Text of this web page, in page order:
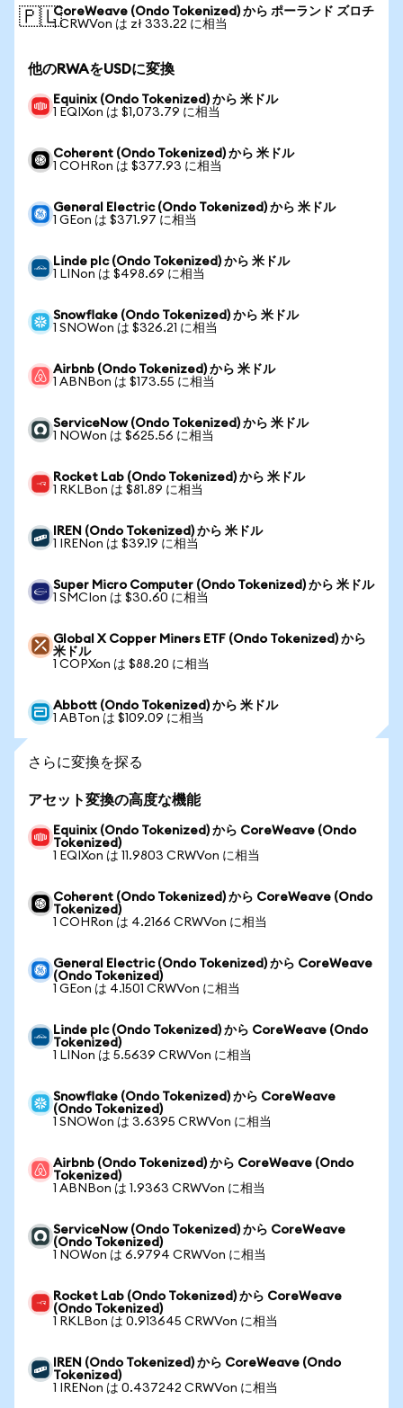
🇵🇱CoreWeave (Ondo Tokenized) から ポーランド ズロチ
1 CRWVon は zł 333.22 に相当
他のRWAをUSDに変換
Equinix (Ondo Tokenized) から 米ドル
1 EQIXon は $1,073.79 に相当
Coherent (Ondo Tokenized) から 米ドル
1 COHRon は $377.93 に相当
General Electric (Ondo Tokenized) から 米ドル
1 GEon は $371.97 に相当
Linde plc (Ondo Tokenized) から 米ドル
1 LINon は $498.69 に相当
Snowflake (Ondo Tokenized) から 米ドル
1 SNOWon は $326.21 に相当
Airbnb (Ondo Tokenized) から 米ドル
1 ABNBon は $173.55 に相当
ServiceNow (Ondo Tokenized) から 米ドル
1 NOWon は $625.56 に相当
Rocket Lab (Ondo Tokenized) から 米ドル
1 RKLBon は $81.89 に相当
IREN (Ondo Tokenized) から 米ドル
1 IRENon は $39.19 に相当
Super Micro Computer (Ondo Tokenized) から 米ドル
1 SMCIon は $30.60 に相当
Global X Copper Miners ETF (Ondo Tokenized) から
米ドル
1 COPXon は $88.20 に相当
Abbott (Ondo Tokenized) から 米ドル
1 ABTon は $109.09 に相当
さらに変換を探る
アセット変換の高度な機能
Equinix (Ondo Tokenized) から CoreWeave (Ondo
Tokenized)
1 EQIXon は 11.9803 CRWVon に相当
Coherent (Ondo Tokenized) から CoreWeave (Ondo
Tokenized)
1 COHRon は 4.2166 CRWVon に相当
General Electric (Ondo Tokenized) から CoreWeave
(Ondo Tokenized)
1 GEon は 4.1501 CRWVon に相当
Linde plc (Ondo Tokenized) から CoreWeave (Ondo
Tokenized)
1 LINon は 5.5639 CRWVon に相当
Snowflake (Ondo Tokenized) から CoreWeave
(Ondo Tokenized)
1 SNOWon は 3.6395 CRWVon に相当
Airbnb (Ondo Tokenized) から CoreWeave (Ondo
Tokenized)
1 ABNBon は 1.9363 CRWVon に相当
ServiceNow (Ondo Tokenized) から CoreWeave
(Ondo Tokenized)
1 NOWon は 6.9794 CRWVon に相当
Rocket Lab (Ondo Tokenized) から CoreWeave
(Ondo Tokenized)
1 RKLBon は 0.913645 CRWVon に相当
IREN (Ondo Tokenized) から CoreWeave (Ondo
Tokenized)
1 IRENon は 0.437242 CRWVon に相当